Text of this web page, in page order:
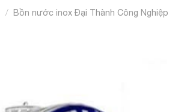
/ Bồn nước inox Đại Thành Công Nghiệp